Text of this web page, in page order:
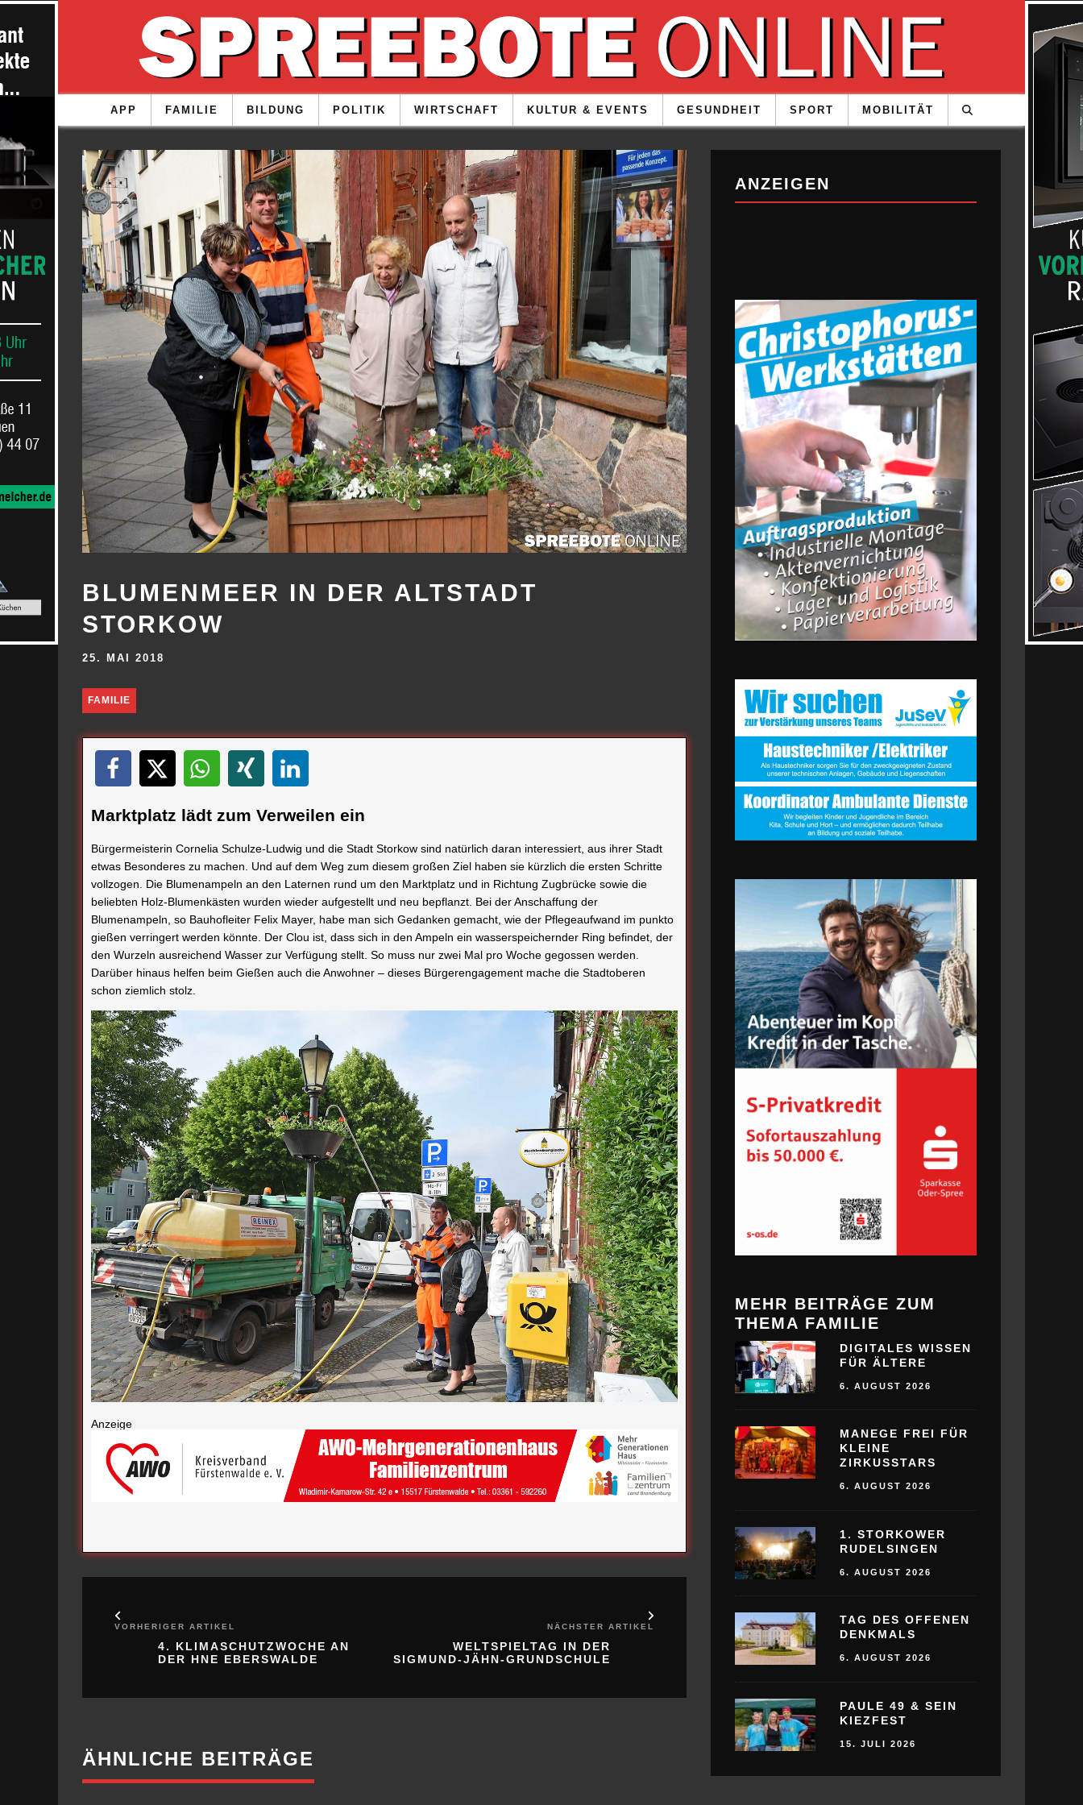
APP FAMILIE BILDUNG POLITIK WIRTSCHAFT KULTUR & EVENTS GESUNDHEIT SPORT MOBILITÄT
BLUMENMEER IN DER ALTSTADT
STORKOW
25. MAI 2018
FAMILIE
Marktplatz lädt zum Verweilen ein
Bürgermeisterin Cornelia Schulze-Ludwig und die Stadt Storkow sind natürlich daran interessiert, aus ihrer Stadt
etwas Besonderes zu machen. Und auf dem Weg zum diesem großen Ziel haben sie kürzlich die ersten Schritte
vollzogen. Die Blumenampeln an den Laternen rund um den Marktplatz und in Richtung Zugbrücke sowie die
beliebten Holz-Blumenkästen wurden wieder aufgestellt und neu bepflanzt. Bei der Anschaffung der
Blumenampeln, so Bauhofleiter Felix Mayer, habe man sich Gedanken gemacht, wie der Pflegeaufwand im punkto
gießen verringert werden könnte. Der Clou ist, dass sich in den Ampeln ein wasserspeichernder Ring befindet, der
den Wurzeln ausreichend Wasser zur Verfügung stellt. So muss nur zwei Mal pro Woche gegossen werden.
Darüber hinaus helfen beim Gießen auch die Anwohner – dieses Bürgerengagement mache die Stadtoberen
schon ziemlich stolz.
Anzeige
VORHERIGER ARTIKEL NÄCHSTER ARTIKEL
ANZEIGEN
MEHR BEITRÄGE ZUM
THEMA FAMILIE
DIGITALES WISSEN
FÜR ÄLTERE
6. AUGUST 2026
MANEGE FREI FÜR
KLEINE
ZIRKUSSTARS
6. AUGUST 2026
1. STORKOWER
RUDELSINGEN
6. AUGUST 2026
TAG DES OFFENEN
DENKMALS
6. AUGUST 2026
PAULE 49 & SEIN
KIEZFEST
15. JULI 2026